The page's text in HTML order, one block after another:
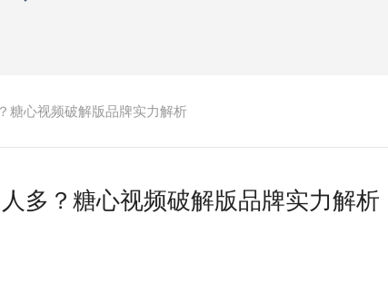
糖心视频破解版品牌实力解析
多？糖心视频破解版品牌实力解析